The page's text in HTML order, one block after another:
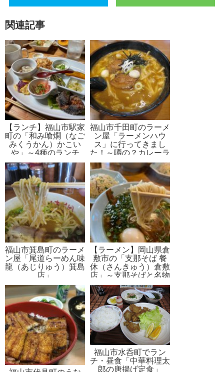
関連記事
【ランチ】福山市駅家
町の「和み喰燗（なご
みくうかん）かこい
や」～4種のランチ
福山市千田町のラーメ
ン屋「ラーメンハウ
ス」に行ってきまし
た！～噂の？カレーラ
ーメンを堪能
福山市箕島町のラーメ
ン屋「尾道らーめん味
龍（あじりゅう）箕島
店」
【ラーメン】岡山県倉
敷市の「支那そば 餐
休（さんきゅう）倉敷
店」～支那そばと名物
そば
福山市水呑町でラン
チ・昼食「中華料理太
郎の唐揚げ定食」